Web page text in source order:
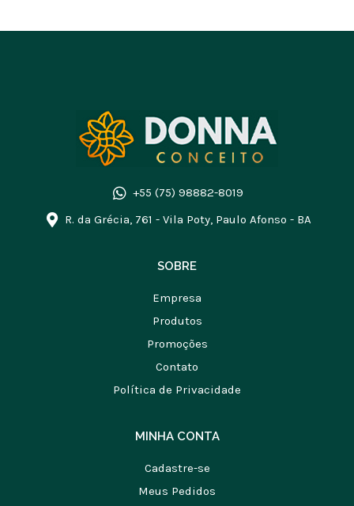
+55 (75) 98882-8019
R. da Grécia, 761 - Vila Poty, Paulo Afonso - BA
SOBRE
Empresa
Produtos
Promoções
Contato
Política de Privacidade
MINHA CONTA
Cadastre-se
Meus Pedidos